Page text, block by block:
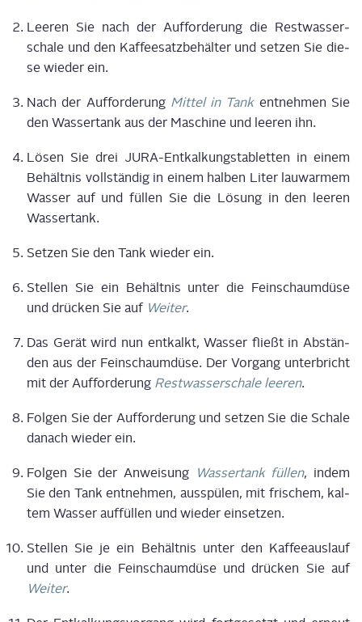
Lee­ren Sie nach der Auf­for­de­rung die Rest­was­ser­
scha­le und den Kaf­fee­satz­be­häl­ter und set­zen Sie die­
se wie­der ein.
Nach der Auf­for­de­rung Mit­tel in Tankent­neh­men Sie
den Was­ser­tank aus der Maschi­ne und lee­ren ihn.
Lösen Sie drei JURA-Ent­kal­kungs­ta­blet­ten in einem
Behält­nis voll­stän­dig in einem hal­ben Liter lau­war­mem
Was­ser auf und fül­len Sie die Lösung in den lee­ren
Wassertank.
Set­zen Sie den Tank wie­der ein.
Stel­len Sie ein Behält­nis unter die Fein­schaum­dü­se
und drü­cken Sie auf Wei­ter.
Das Gerät wird nun ent­kalkt, Was­ser fließt in Abstän­
den aus der Fein­schaum­dü­se. Der Vor­gang unter­bricht
mit der Auf­for­de­rung Rest­was­ser­scha­le lee­ren.
Fol­gen Sie der Auf­for­de­rung und set­zen Sie die Scha­le
danach wie­der ein.
Fol­gen Sie der Anwei­sung Was­ser­tank fül­len, indem
Sie den Tank ent­neh­men, aus­spü­len, mit fri­schem, kal­
tem Was­ser auf­fül­len und wie­der einsetzen.
Stel­len Sie je ein Behält­nis unter den Kaf­fee­aus­lauf
und unter die Fein­schaum­dü­se und drü­cken Sie auf
Wei­ter.